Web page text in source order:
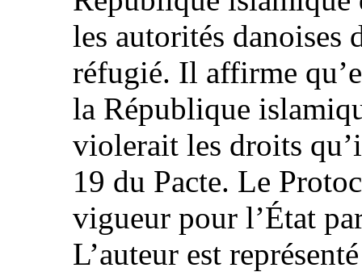
les autorités danoises
réfugié. Il affirme
la République
violerait les droits
19 du Pacte. Le
vigueur pour l’État
L’auteur est